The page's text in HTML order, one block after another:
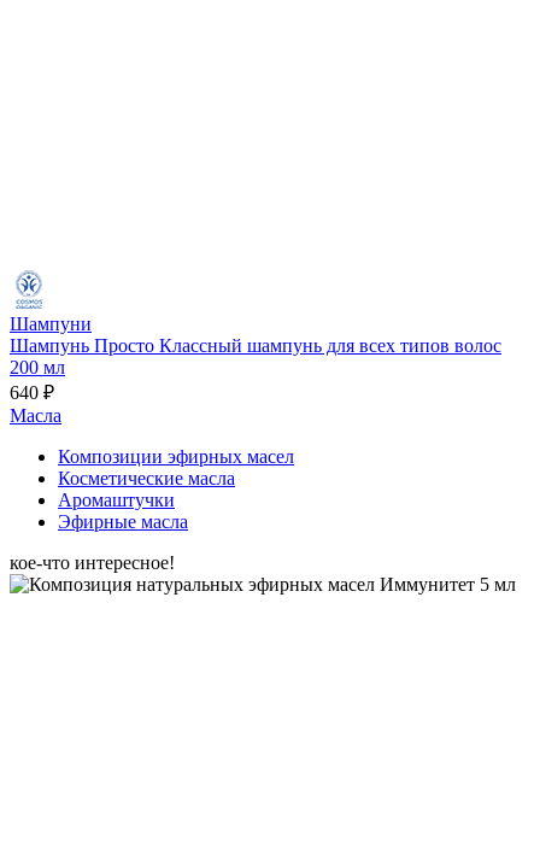
Шампуни
Шампунь Просто Классный шампунь для всех типов волос
200 мл
640 ₽
Масла
Композиции эфирных масел
Косметические масла
Аромаштучки
Эфирные масла
кое-что интересное!